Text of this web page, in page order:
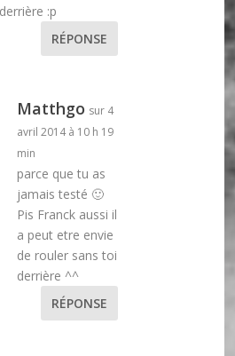
:p
RÉPONSE
Matthgo sur 4
avril 2014 à 10 h 19
min
parce que tu as
jamais testé 🙂
Pis Franck aussi il
a peut etre envie
de rouler sans toi
derrière ^^
RÉPONSE